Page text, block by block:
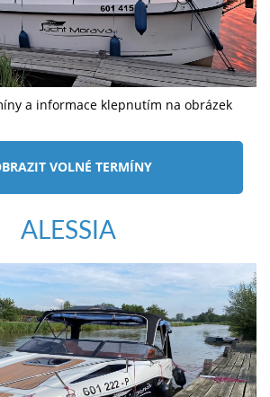
a informace klepnutím na obrázek
VOLNÉ TERMÍNY
ALESSIA